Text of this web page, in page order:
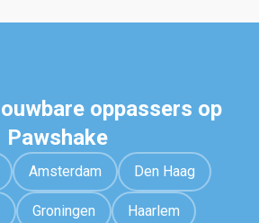
oppassers op
Pawshake
Amsterdam Den Haag
Groningen Haarlem